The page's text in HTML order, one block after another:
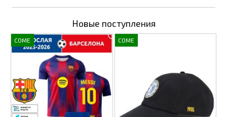
Новые поступления
COME COME